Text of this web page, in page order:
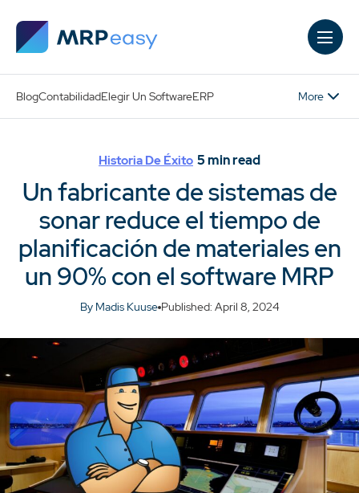
BlogContabilidadElegir Un SoftwareERP More
Historia De Éxito 5min read
Un fabricante de sistemas de
sonar reduce el tiempo de
planificación de materiales en
un 90% con el software MRP
By Madis Kuuse Published: April 8, 2024